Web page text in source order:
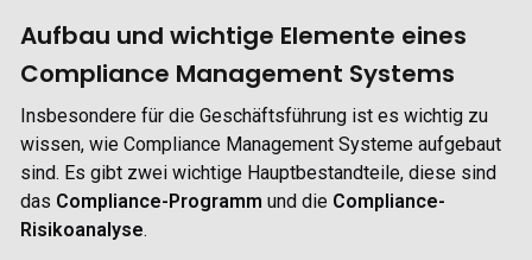
Aufbau und wichtige Elemente eines
Compliance Management Systems
Insbesondere für die Geschäftsführung ist es wichtig zu
wissen, wie Compliance Management Systeme aufgebaut
sind. Es gibt zwei wichtige Hauptbestandteile, diese sind
das Compliance-Programm und die Compliance-
Risikoanalyse.